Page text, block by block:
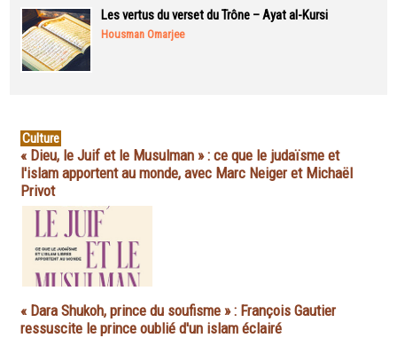
Les vertus du verset du Trône – Ayat al-Kursi
Housman Omarjee
Culture
« Dieu, le Juif et le Musulman » : ce que le judaïsme et
l'islam apportent au monde, avec Marc Neiger et Michaël
Privot
« Dara Shukoh, prince du soufisme » : François Gautier
ressuscite le prince oublié d'un islam éclairé